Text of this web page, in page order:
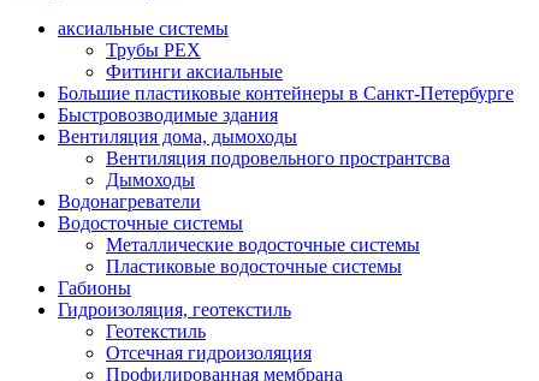
аксиальные системы
Трубы PEX
Фитинги аксиальные
Большие пластиковые контейнеры в Санкт-Петербурге
Быстровозводимые здания
Вентиляция дома, дымоходы
Вентиляция подровельного пространтсва
Дымоходы
Водонагреватели
Водосточные системы
Металлические водосточные системы
Пластиковые водосточные системы
Габионы
Гидроизоляция, геотекстиль
Геотекстиль
Отсечная гидроизоляция
Профилированная мембрана